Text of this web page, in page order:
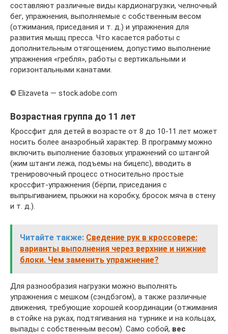
составляют различные виды кардионагрузки, челночный
бег, упражнения, выполняемые с собственным весом
(отжимания, приседания и т. д.) и упражнения для
развития мышц пресса. Что касается работы с
дополнительным отягощением, допустимо выполнение
упражнения «гребля», работы с вертикальными и
горизонтальными канатами.
© Elizaveta — stock.adobe.com
Возрастная группа до 11 лет
Кроссфит для детей в возрасте от 8 до 10-11 лет может
носить более анаэробный характер. В программу можно
включить выполнение базовых упражнений со штангой
(жим штанги лежа, подъемы на бицепс), вводить в
тренировочный процесс относительно простые
кроссфит-упражнения (бёрпи, приседания с
выпрыгиванием, прыжки на коробку, бросок мяча в стену
и т. д.).
Читайте также: Сведение рук в кроссовере:
варианты выполнения через верхние и нижние
блоки. Чем заменить упражнение?
Для разнообразия нагрузки можно выполнять
упражнения с мешком (сэндбэгом), а также различные
движения, требующие хорошей координации (отжимания
в стойке на руках, подтягивания на турнике и на кольцах,
выпады с собственным весом). Само собой, вес